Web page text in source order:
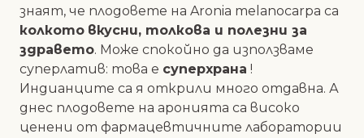
знаят, че плодовете на Aronia melanocarpa са
колкото вкусни, толкова и полезни за
здравето. Може спокойно да използваме
суперлатив: това е суперхрана !
Индианците са я открили много отдавна. А
днес плодовете на аронията са високо
ценени от фармацевтичните лаборатории